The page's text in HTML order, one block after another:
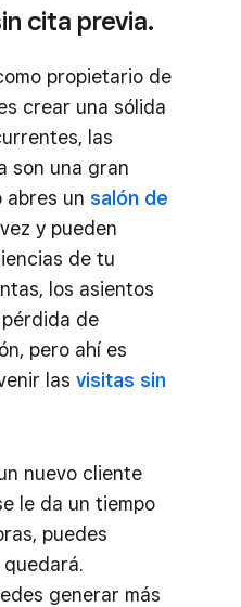
cita previa.
propietario de
crear una sólida
las
son una gran
abres un salón de
y pueden
de tu
los asientos
de
pero ahí es
las visitas sin
nuevo cliente
le da un tiempo
puedes
generar más